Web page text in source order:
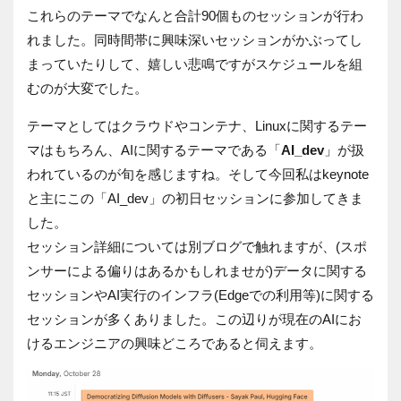
これらのテーマでなんと合計90個ものセッションが行わ
れました。同時間帯に興味深いセッションがかぶってし
まっていたりして、嬉しい悲鳴ですがスケジュールを組
むのが大変でした。
テーマとしてはクラウドやコンテナ、 Linuxに関するテー
マはもちろん、 AIに関するテーマである「AI_dev」が扱
われているのが旬を感じますね。そして今回私はkeynote
と主にこの「AI_dev 」の初日セッションに参加してきま
した。
セッション詳細については別ブログで触れますが、 (スポ
ンサーによる偏りはあるかもしれませが)データに関する
セッションやAI実行のインフラ(Edgeでの利用等)に関する
セッションが多くありました。この辺りが現在のAIにお
けるエンジニアの興味どころであると伺えます。